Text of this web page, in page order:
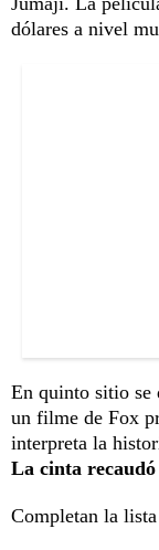
dólares a nivel
En quinto sitio se
un filme de Fox
interpreta la
La cinta
Completan la